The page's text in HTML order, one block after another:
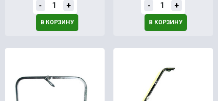
- +
В КОРЗИНУ
- +
В КОРЗИНУ